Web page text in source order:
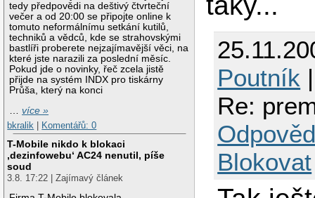
tedy předpovědi na deštivý čtvrteční
večer a od 20:00 se připojte online k
tomuto neformálnímu setkání kutilů,
techniků a vědců, kde se strahovskými
bastlíři proberete nejzajímavější věci, na
které jste narazili za poslední měsíc.
Pokud jde o novinky, řeč zcela jistě
přijde na systém INDX pro tiskárny
Průša, který na konci
…více »
bkralik
Komentářů: 0
T-Mobile nikdo k blokaci
‚dezinfowebu‘ AC24 nenutil, píše
soud
3.8. 17:22 | Zajímavý článek
Poutník
Re:
Blokovat